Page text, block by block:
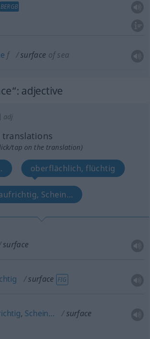
BERGB
f surface of sea
: adjective
adj
translations
tap on the translation)
oberflächlich, flüchtig
Schein…
surface
surface FIG
, Schein…
surface